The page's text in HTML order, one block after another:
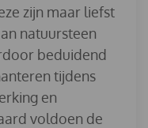
zijn maar liefst
natuursteen
beduidend
tijdens
en
voldoen de